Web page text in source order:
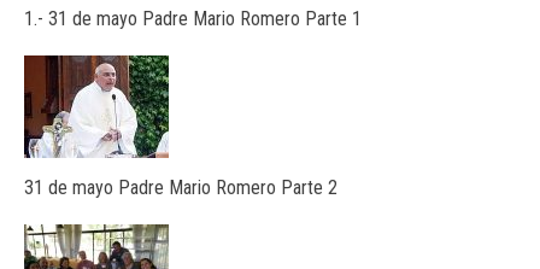
1.- 31 de mayo Padre Mario Romero Parte 1
31 de mayo Padre Mario Romero Parte 2